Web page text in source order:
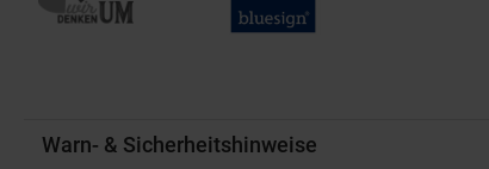
Warn- & Sicherheitshinweise